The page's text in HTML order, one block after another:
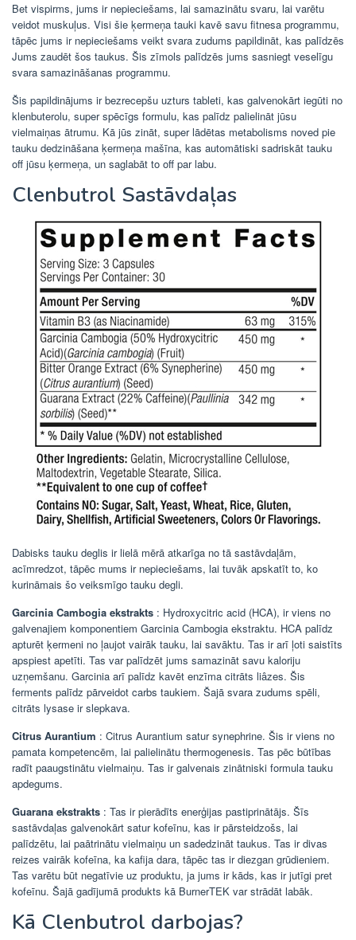
Bet vispirms, jums ir nepieciešams, lai samazinātu svaru, lai varētu
veidot muskuļus. Visi šie ķermeņa tauki kavē savu fitnesa programmu,
tāpēc jums ir nepieciešams veikt svara zudums papildināt, kas palīdzēs
Jums zaudēt šos taukus. Šis zīmols palīdzēs jums sasniegt veselīgu
svara samazināšanas programmu.
Šis papildinājums ir bezrecepšu uzturs tableti, kas galvenokārt iegūti no
klenbuterolu, super spēcīgs formulu, kas palīdz palielināt jūsu
vielmaiņas ātrumu. Kā jūs zināt, super lādētas metabolisms noved pie
tauku dedzināšana ķermeņa mašīna, kas automātiski sadriskāt tauku
off jūsu ķermeņa, un saglabāt to off par labu.
Clenbutrol Sastāvdaļas
Dabisks tauku deglis ir lielā mērā atkarīga no tā sastāvdaļām,
acīmredzot, tāpēc mums ir nepieciešams, lai tuvāk apskatīt to, ko
kurināmais šo veiksmīgo tauku degli.
Garcinia Cambogia ekstrakts : Hydroxycitric acid (HCA), ir viens no
galvenajiem komponentiem Garcinia Cambogia ekstraktu. HCA palīdz
apturēt ķermeni no ļaujot vairāk tauku, lai savāktu. Tas ir arī ļoti saistīts
apspiest apetīti. Tas var palīdzēt jums samazināt savu kaloriju
uzņemšanu. Garcinia arī palīdz kavēt enzīma citrāts liâzes. Šis
ferments palīdz pārveidot carbs taukiem. Šajā svara zudums spēli,
citrāts lysase ir slepkava.
Citrus Aurantium : Citrus Aurantium satur synephrine. Šis ir viens no
pamata kompetencēm, lai palielinātu thermogenesis. Tas pēc būtības
radīt paaugstinātu vielmaiņu. Tas ir galvenais zinātniski formula tauku
apdegums.
Guarana ekstrakts : Tas ir pierādīts enerģijas pastiprinātājs. Šīs
sastāvdaļas galvenokārt satur kofeīnu, kas ir pārsteidzošs, lai
palīdzētu, lai paātrinātu vielmaiņu un sadedzināt taukus. Tas ir divas
reizes vairāk kofeīna, ka kafija dara, tāpēc tas ir diezgan grūdieniem.
Tas varētu būt negatīvie uz produktu, ja jums ir kāds, kas ir jutīgi pret
kofeīnu. Šajā gadījumā produkts kā BurnerTEK var strādāt labāk.
Kā Clenbutrol darbojas?